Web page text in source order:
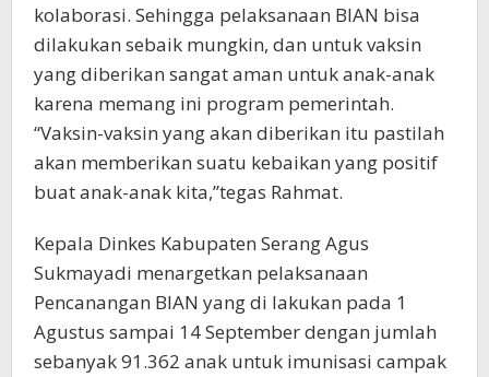
kolaborasi. Sehingga pelaksanaan BIAN bisa
dilakukan sebaik mungkin, dan untuk vaksin
yang diberikan sangat aman untuk anak-anak
karena memang ini program pemerintah.
“Vaksin-vaksin yang akan diberikan itu pastilah
akan memberikan suatu kebaikan yang positif
buat anak-anak kita,”tegas Rahmat.
Kepala Dinkes Kabupaten Serang Agus
Sukmayadi menargetkan pelaksanaan
Pencanangan BIAN yang di lakukan pada 1
Agustus sampai 14 September dengan jumlah
sebanyak 91.362 anak untuk imunisasi campak